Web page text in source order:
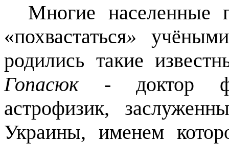
Многие населенные
«похвастаться»
родились такие
Гопасюк - доктор
астрофизик,
Украины, именем